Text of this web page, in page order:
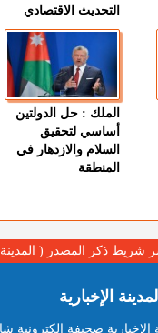
التحديث الاقتصادي
الملك : حل الدولتين
أساسي لتحقيق
السلام والازدهار في
المنطقة
شريط ذكر المصدر (
الإخبارية
الإخبارية صحيفة